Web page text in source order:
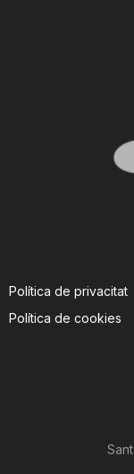
Política de privacitat
Política de cookies